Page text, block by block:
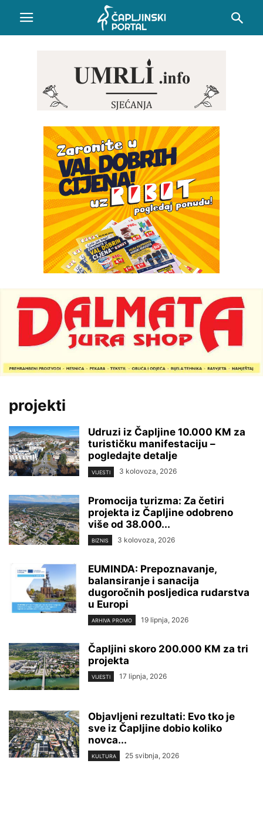
projekti
Udruzi iz Čapljine 10.000 KM za
turističku manifestaciju –
pogledajte detalje
VIJESTI 3 kolovoza, 2026
Promocija turizma: Za četiri
projekta iz Čapljine odobreno
više od 38.000...
BIZNIS 3 kolovoza, 2026
EUMINDA: Prepoznavanje,
balansiranje i sanacija
dugoročnih posljedica rudarstva
u Europi
ARHIVA PROMO 19 lipnja, 2026
Čapljini skoro 200.000 KM za tri
projekta
VIJESTI 17 lipnja, 2026
Objavljeni rezultati: Evo tko je
sve iz Čapljine dobio koliko
novca...
KULTURA 25 svibnja, 2026